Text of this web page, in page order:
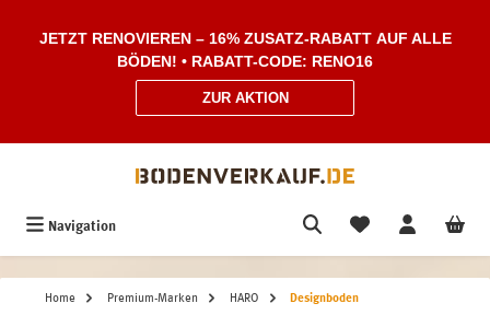
JETZT RENOVIEREN – 16% ZUSATZ-RABATT AUF ALLE
BÖDEN! • RABATT-CODE: RENO16
ZUR AKTION
Navigation
Home Premium-Marken HARO Designboden